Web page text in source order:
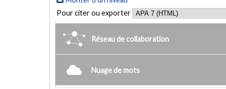
Pour citer ou exporter
Réseau de collaboration
Nuage de mots